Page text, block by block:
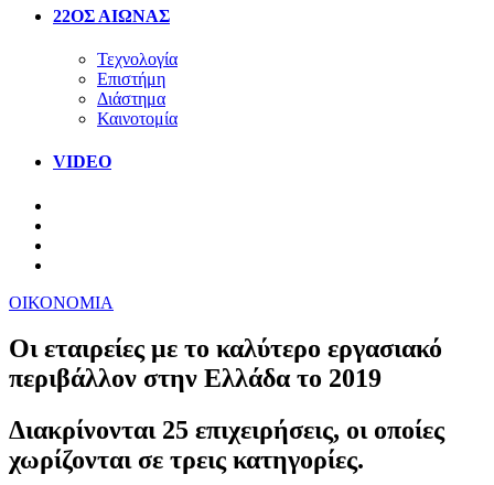
22ΟΣ ΑΙΩΝΑΣ
Τεχνολογία
Επιστήμη
Διάστημα
Καινοτομία
VIDEO
ΟΙΚΟΝΟΜΙΑ
Οι εταιρείες με το καλύτερο εργασιακό
περιβάλλον στην Ελλάδα το 2019
Διακρίνονται 25 επιχειρήσεις, οι οποίες
χωρίζονται σε τρεις κατηγορίες.